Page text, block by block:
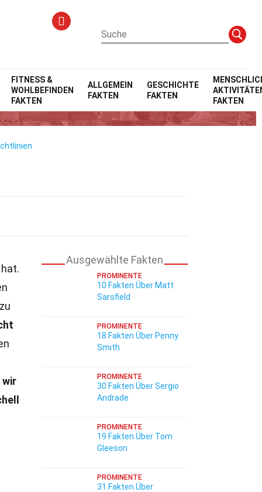
FITNESS &
WOHLBEFINDEN
FAKTEN
ALLGEMEIN
FAKTEN
GESCHICHTE
FAKTEN
FAKTEN
wir
Ausgewählte Fakten
PROMINENTE
10 Fakten Über Matt
Sarsfield
PROMINENTE
18 Fakten Über Penny
Smith
PROMINENTE
30 Fakten Über Sergio
Andrade
PROMINENTE
19 Fakten Über Tom
Gleeson
PROMINENTE
31 Fakten Über